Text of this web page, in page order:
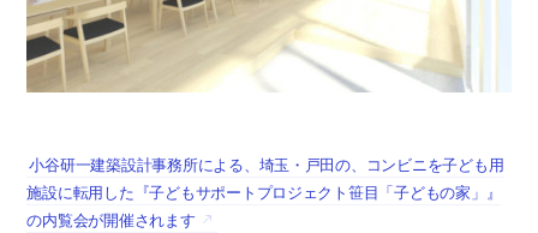
小谷研一建築設計事務所による、埼玉・戸田の、コンビニを子ども用
施設に転用した『子どもサポートプロジェクト笹目「子どもの家」』
の内覧会が開催されます